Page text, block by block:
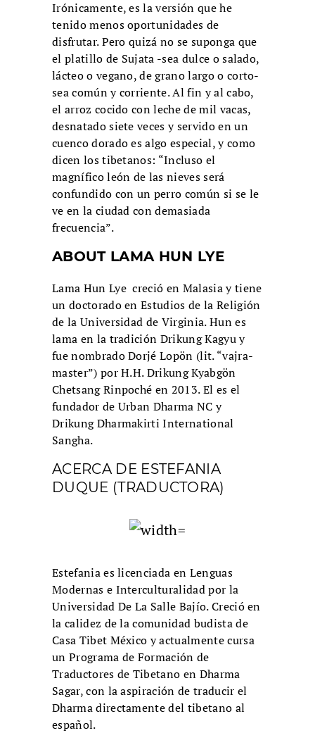
Irónicamente, es la versión que he
tenido menos oportunidades de
disfrutar. Pero quizá no se suponga que
el platillo de Sujata -sea dulce o salado,
lácteo o vegano, de grano largo o corto-
sea común y corriente. Al fin y al cabo,
el arroz cocido con leche de mil vacas,
desnatado siete veces y servido en un
cuenco dorado es algo especial, y como
dicen los tibetanos: “Incluso el
magnífico león de las nieves será
confundido con un perro común si se le
ve en la ciudad con demasiada
frecuencia”.
ABOUT LAMA HUN LYE
Lama Hun Lye creció en Malasia y tiene
un doctorado en Estudios de la Religión
de la Universidad de Virginia. Hun es
lama en la tradición Drikung Kagyu y
fue nombrado Dorjé Lopön (lit. “vajra-
master”) por H.H. Drikung Kyabgön
Chetsang Rinpoché en 2013. El es el
fundador de Urban Dharma NC y
Drikung Dharmakirti International
Sangha.
ACERCA DE ESTEFANIA
DUQUE (TRADUCTORA)
Estefania es licenciada en Lenguas
Modernas e Interculturalidad por la
Universidad De La Salle Bajío. Creció en
la calidez de la comunidad budista de
Casa Tibet México y actualmente cursa
un Programa de Formación de
Traductores de Tibetano en Dharma
Sagar, con la aspiración de traducir el
Dharma directamente del tibetano al
español.